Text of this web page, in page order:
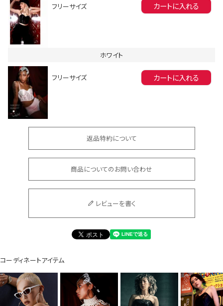
会員登録でいつでもお得に
DANCE MOVIE
Instagram LIVE items
フリーサイズ カートに入れる
ホワイト
フリーサイズ カートに入れる
返品特約について
商品についてのお問い合わせ
レビューを書く
コーディネートアイテム